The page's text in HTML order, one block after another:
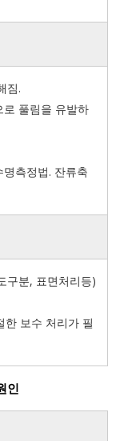
짐.
풀림을 유발하
측정법. 잔류축
구분, 표면처리등)
한 보수 처리가 필
인